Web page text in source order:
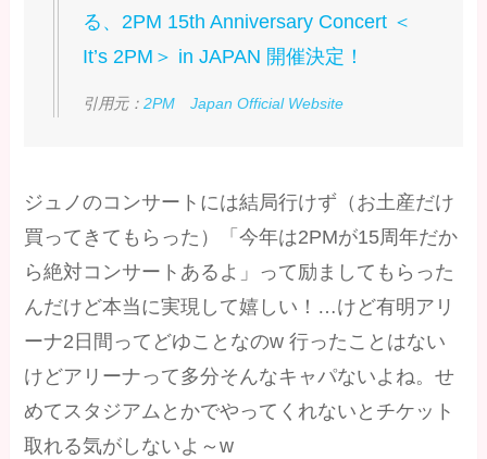
る、2PM 15th Anniversary Concert ＜
It’s 2PM＞ in JAPAN 開催決定！
引用元：2PM Japan Official Website
ジュノのコンサートには結局行けず（お土産だけ
買ってきてもらった）「今年は2PMが15周年だか
ら絶対コンサートあるよ」って励ましてもらった
んだけど本当に実現して嬉しい！…けど有明アリ
ーナ2日間ってどゆことなのw 行ったことはない
けどアリーナって多分そんなキャパないよね。せ
めてスタジアムとかでやってくれないとチケット
取れる気がしないよ～w